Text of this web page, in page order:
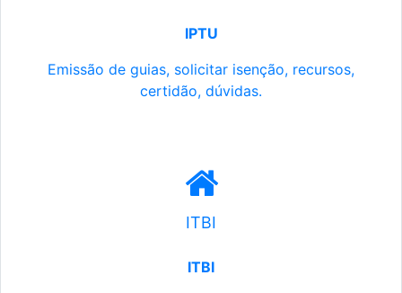
IPTU
Emissão de guias, solicitar isenção, recursos,
certidão, dúvidas.
ITBI
ITBI